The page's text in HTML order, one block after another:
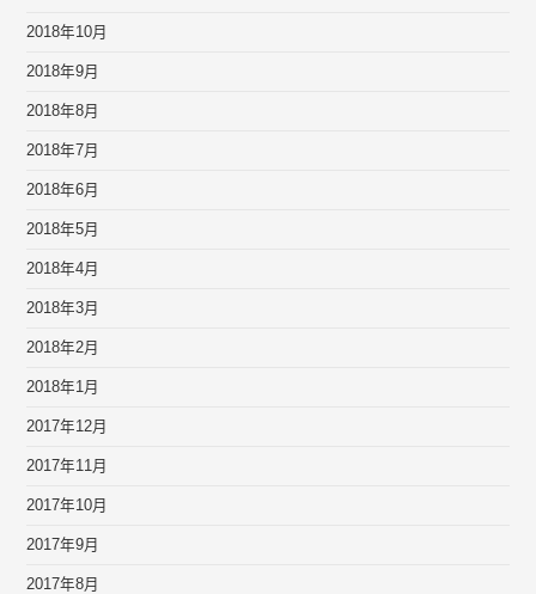
2018年10月
2018年9月
2018年8月
2018年7月
2018年6月
2018年5月
2018年4月
2018年3月
2018年2月
2018年1月
2017年12月
2017年11月
2017年10月
2017年9月
2017年8月